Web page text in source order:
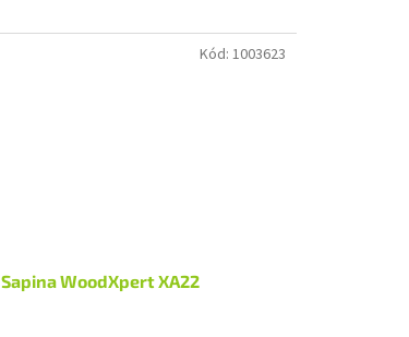
Sapina WoodXpert XA22
Kód: 1003623